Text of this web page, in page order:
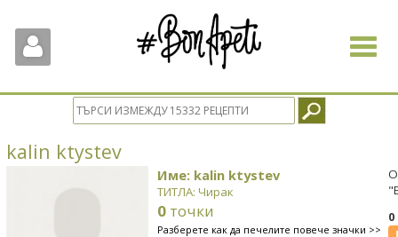
Toggle
kalin ktystev
Име: kalin ktystev
ТИТЛА: Чирак
0 точки
Разберете как да печелите повече значки >>